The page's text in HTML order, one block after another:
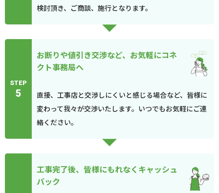
検討頂き、ご商談、施行となります。
STEP
5
お断りや値引き交渉など、お気軽にコネ
クト事務局へ
直接、工事店と交渉しにくいと感じる場合など、皆様に
変わって我々が交渉いたします。いつでもお気軽にご連
絡ください。
工事完了後、皆様にもれなくキャッシュ
バック